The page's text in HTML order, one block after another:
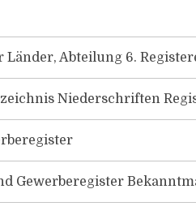
Länder, Abteilung 6.
Niederschriften
Gewerberegister